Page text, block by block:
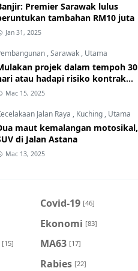
Premier Sarawak lulus
tambahan RM10 juta
Jan 31, 2025
,Sarawak , Utama
projek dalam tempoh 30
atau hadapi risiko kontrak
Mac 15, 2025
Jalan Raya , Kuching , Utama
maut kemalangan motosikal,
di Jalan Astana
Mac 13, 2025
Covid-19 [46]
Ekonomi [83]
[15] MA63 [17]
Rabies [22]